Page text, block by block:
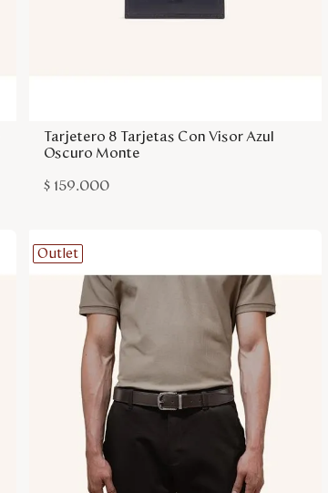
Tarjetero 8 Tarjetas Con Visor Azul
Oscuro Monte
$ 159.000
Outlet